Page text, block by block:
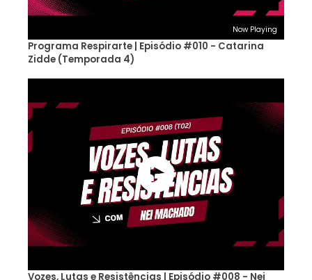
Now Playing
Programa Respirarte | Episódio #010 - Catarina
Zidde (Temporada 4)
Vozes, Lutas e Resistências | Episódio #008 - Nei